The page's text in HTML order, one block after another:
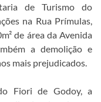
de Turismo do
na Rua Prímulas,
de área da Avenida
a demolição e
mais prejudicados.
Fiori de Godoy, a